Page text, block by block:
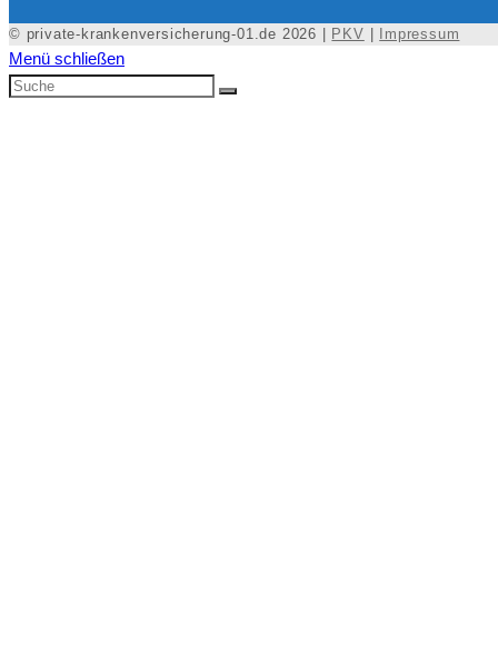
© private-krankenversicherung-01.de 2026 | PKV Impressum
Menü schließen